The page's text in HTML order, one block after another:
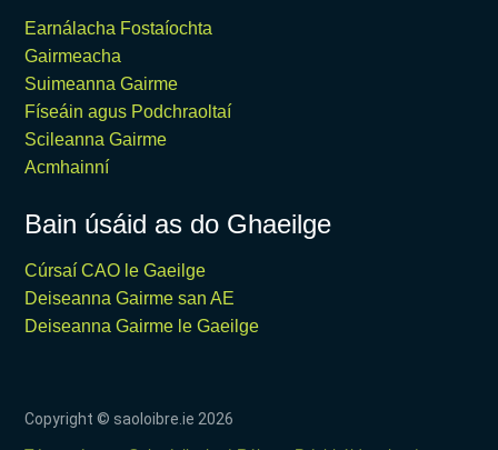
Earnálacha Fostaíochta
Gairmeacha
Suimeanna Gairme
Físeáin agus Podchraoltaí
Scileanna Gairme
Acmhainní
Bain úsáid as do Ghaeilge
Cúrsaí CAO le Gaeilge
Deiseanna Gairme san AE
Deiseanna Gairme le Gaeilge
Copyright © saoloibre.ie2026